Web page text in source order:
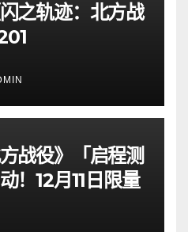
之轨迹：北方战
战役》「启程测
！12月11日限量